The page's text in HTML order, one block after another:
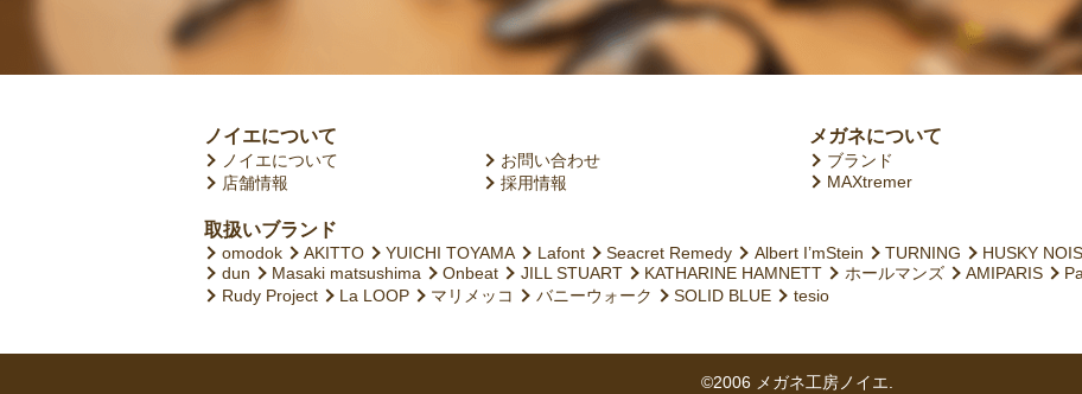
ノイエについて
ノイエについて
お問い合わせ
店舗情報
採用情報
メガネについて
ブランド
MAXtremer
取扱いブランド
omodok AKITTO YUICHI TOYAMA Lafont Seacret Remedy Albert I’mStein TURNING HUSKY
dun
Masaki matsushima Onbeat JILL STUART KATHARINE HAMNETT ホールマンズ AMIPARIS
Rudy Project
La LOOP マリメッコ バニーウォーク SOLID BLUE tesio
©2006 メガネ工房ノイエ.